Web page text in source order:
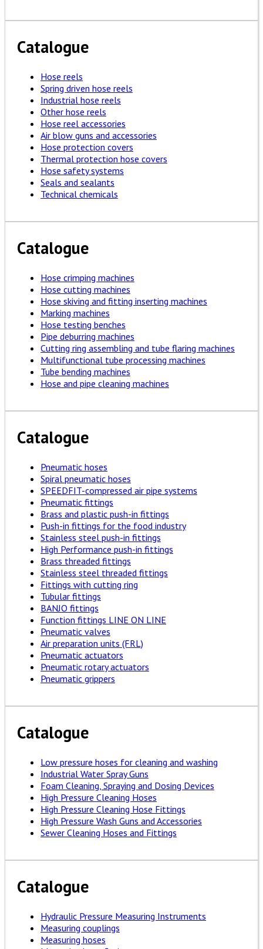
Catalogue
Hose reels
Spring driven hose reels
Industrial hose reels
Other hose reels
Hose reel accessories
Air blow guns and accessories
Hose protection covers
Thermal protection hose covers
Hose safety systems
Seals and sealants
Technical chemicals
Catalogue
Hose crimping machines
Hose cutting machines
Hose skiving and fitting inserting machines
Marking machines
Hose testing benches
Pipe deburring machines
Cutting ring assembling and tube flaring machines
Multifunctional tube processing machines
Tube bending machines
Hose and pipe cleaning machines
Catalogue
Pneumatic hoses
Spiral pneumatic hoses
SPEEDFIT-compressed air pipe systems
Pneumatic fittings
Brass and plastic push-in fittings
Push-in fittings for the food industry
Stainless steel push-in fittings
High Performance push-in fittings
Brass threaded fittings
Stainless steel threaded fittings
Fittings with cutting ring
Tubular fittings
BANJO fittings
Function fittings LINE ON LINE
Pneumatic valves
Air preparation units (FRL)
Pneumatic actuators
Pneumatic rotary actuators
Pneumatic grippers
Catalogue
Low pressure hoses for cleaning and washing
Industrial Water Spray Guns
Foam Cleaning, Spraying and Dosing Devices
High Pressure Cleaning Hoses
High Pressure Cleaning Hose Fittings
High Pressure Wash Guns and Accessories
Sewer Cleaning Hoses and Fittings
Catalogue
Hydraulic Pressure Measuring Instruments
Measuring couplings
Measuring hoses